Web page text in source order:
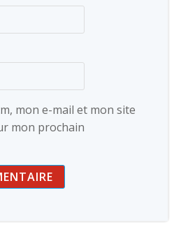
mon e-mail et mon site
mon prochain